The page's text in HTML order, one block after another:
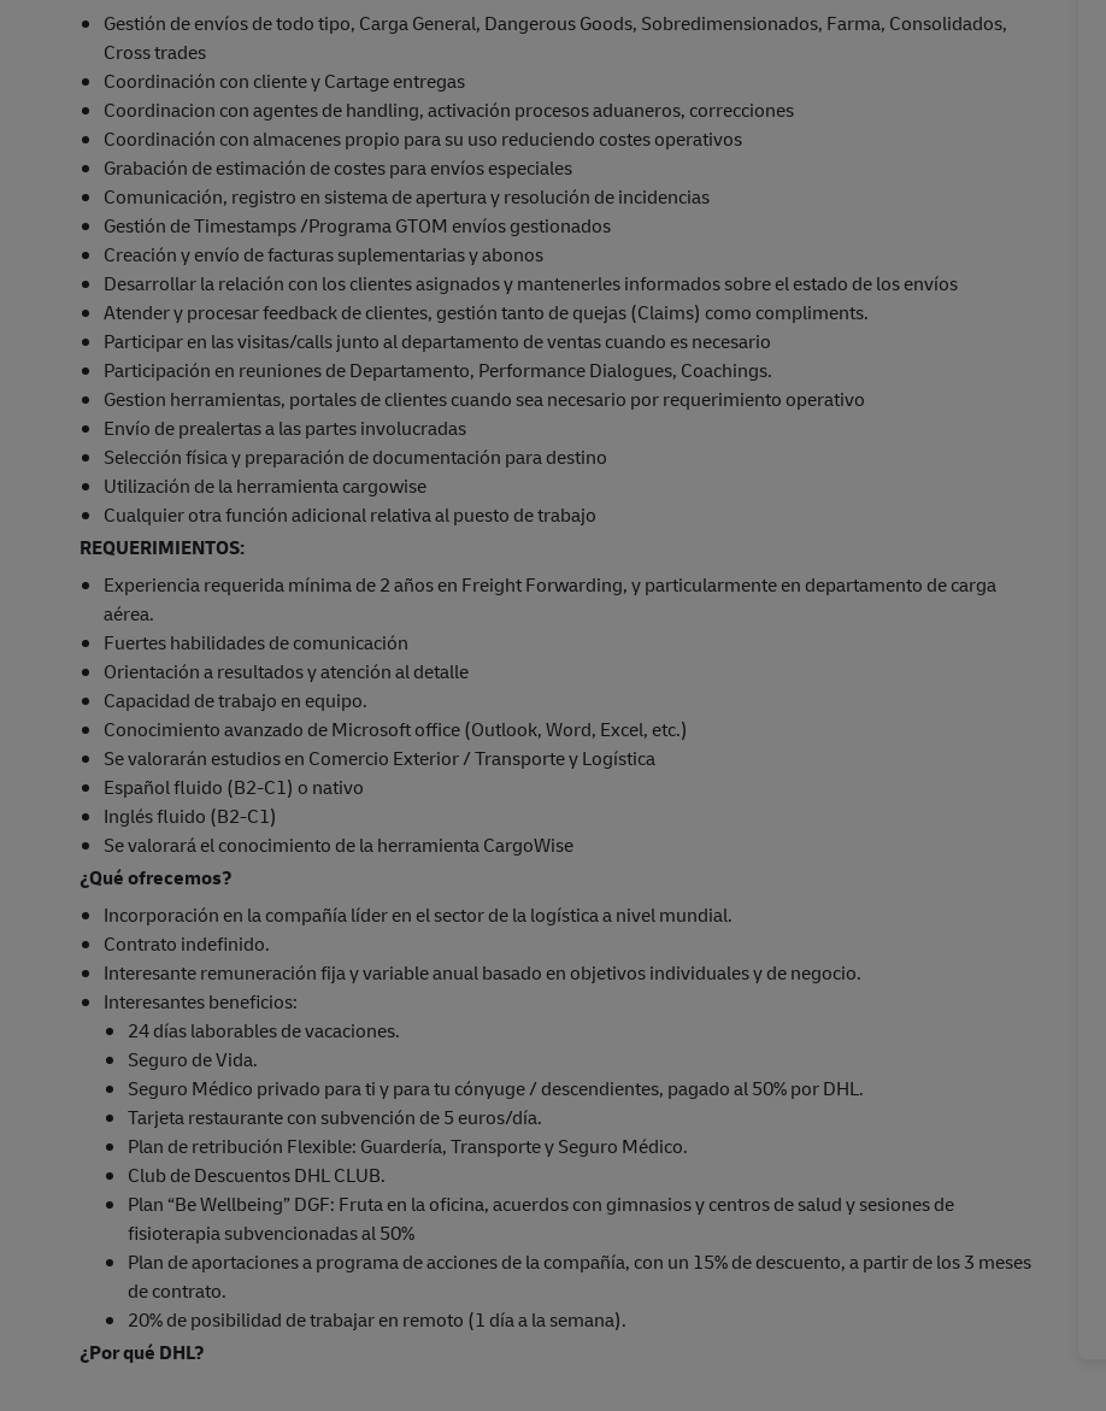
Gestión de envíos de todo tipo, Carga General, Dangerous Goods, Sobredimensionados, Farma, Consolidados,
Cross trades
Coordinación con cliente y Cartage entregas
Coordinacion con agentes de handling, activación procesos aduaneros, correcciones
Coordinación con almacenes propio para su uso reduciendo costes operativos
Grabación de estimación de costes para envíos especiales
Comunicación, registro en sistema de apertura y resolución de incidencias
Gestión de Timestamps /Programa GTOM envíos gestionados
Creación y envío de facturas suplementarias y abonos
Desarrollar la relación con los clientes asignados y mantenerles informados sobre el estado de los envíos
Atender y procesar feedback de clientes, gestión tanto de quejas (Claims) como compliments.
Participar en las visitas/calls junto al departamento de ventas cuando es necesario
Participación en reuniones de Departamento, Performance Dialogues, Coachings.
Gestion herramientas, portales de clientes cuando sea necesario por requerimiento operativo
Envío de prealertas a las partes involucradas
Selección física y preparación de documentación para destino
Utilización de la herramienta cargowise
Cualquier otra función adicional relativa al puesto de trabajo
REQUERIMIENTOS:
Experiencia requerida mínima de 2 años en Freight Forwarding, y particularmente en departamento de carga
aérea.
Fuertes habilidades de comunicación
Orientación a resultados y atención al detalle
Capacidad de trabajo en equipo.
Conocimiento avanzado de Microsoft office (Outlook, Word, Excel, etc.)
Se valorarán estudios en Comercio Exterior / Transporte y Logística
Español fluido (B2-C1) o nativo
Inglés fluido (B2-C1)
Se valorará el conocimiento de la herramienta CargoWise
¿Qué ofrecemos?
Incorporación en la compañía líder en el sector de la logística a nivel mundial.
Contrato indefinido.
Interesante remuneración fija y variable anual basado en objetivos individuales y de negocio.
Interesantes beneficios:
24 días laborables de vacaciones.
Seguro de Vida.
Seguro Médico privado para ti y para tu cónyuge / descendientes, pagado al 50% por DHL.
Tarjeta restaurante con subvención de 5 euros/día.
Plan de retribución Flexible: Guardería, Transporte y Seguro Médico.
Club de Descuentos DHL CLUB.
Plan “Be Wellbeing” DGF: Fruta en la oficina, acuerdos con gimnasios y centros de salud y sesiones de
fisioterapia subvencionadas al 50%
Plan de aportaciones a programa de acciones de la compañía, con un 15% de descuento, a partir de los 3 meses
de contrato.
20% de posibilidad de trabajar en remoto (1 día a la semana).
¿Por qué DHL?